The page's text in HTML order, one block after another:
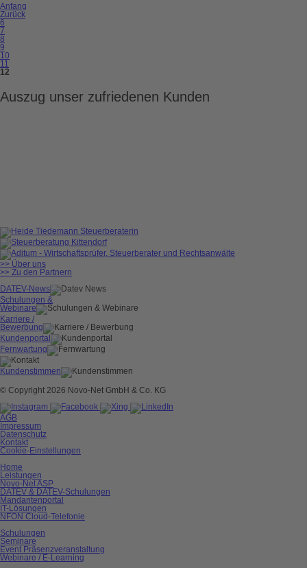
Anfang
Zurück
6
7
8
9
10
11
12
Auszug unser zufriedenen Kunden
>> Über uns
>> Zu den Partnern
DATEV-News
Schulungen &
Webinare
Karriere /
Bewerbung
Kundenportal
Fernwartung
Kundenstimmen
© Copyright 2026 Novo-Net GmbH & Co. KG
AGB
Impressum
Datenschutz
Kontakt
Cookie-Einstellungen
Home
Leistungen
Novo-Net ASP
DATEV & DATEV-Schulungen
Mandantenportal
IT-Lösungen
NFON Cloud-Telefonie
Schulungen
Seminare
Event Präsenzveranstaltung
Webinare / E-Learning